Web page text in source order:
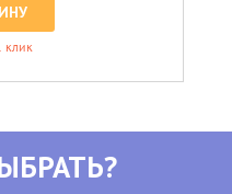
клик